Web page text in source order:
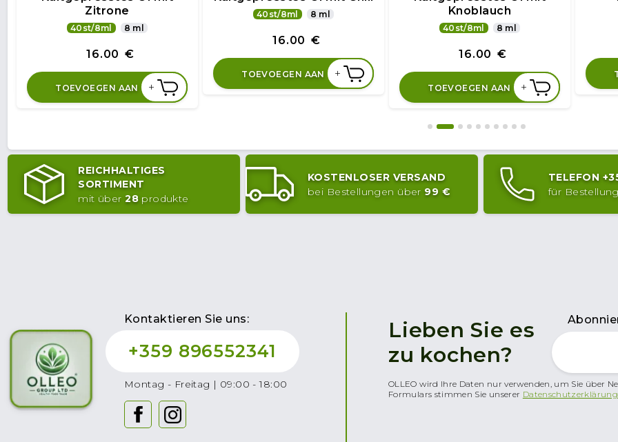
Zitrone
40st/8ml 8 ml
16.00 €
TOEVOEGEN AAN +
40st/8ml 8 ml
16.00 €
TOEVOEGEN AAN +
Knoblauch
40st/8ml 8 ml
16.00 €
TOEVOEGEN AAN +
REICHHALTIGES
SORTIMENT
mit über28produkte
KOSTENLOSER VERSAND
bei Bestellungen über 99 €
TELEFON
für
Kontaktieren Sie uns:
+359 896552341
Montag - Freitag | 09:00 - 18:00
Lieben Sie es
zu kochen?
OLLEO wird Ihre Daten nur verwenden, um Sie über
Formulars stimmen Sie unserer